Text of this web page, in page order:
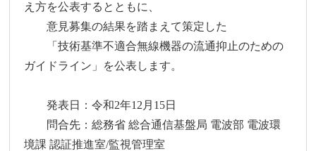
え方を公表するとともに、
意見募集の結果を踏まえて策定した
「技術基準不適合無線機器の流通抑止のための
ガイドライン」を公表します。
発表日：令和2年12月15日
問合先：総務省 総合通信基盤局 電波部 電波環
境課 認証推進室/監視管理室